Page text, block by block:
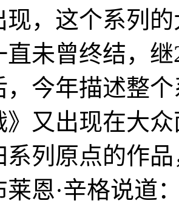
现，这个系列
直未曾终结，
，今年描述整
》又出现在大
系列原点的作
莱恩·辛格说道